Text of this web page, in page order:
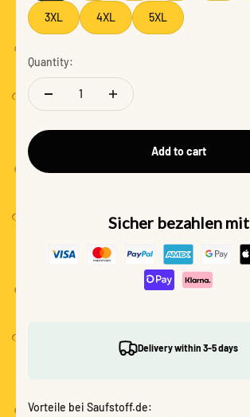
3XL 4XL 5XL
Quantity:
Add to cart
Sicher bezahlen mit
Delivery within 3-5 days
Vorteile bei Saufstoff.de: